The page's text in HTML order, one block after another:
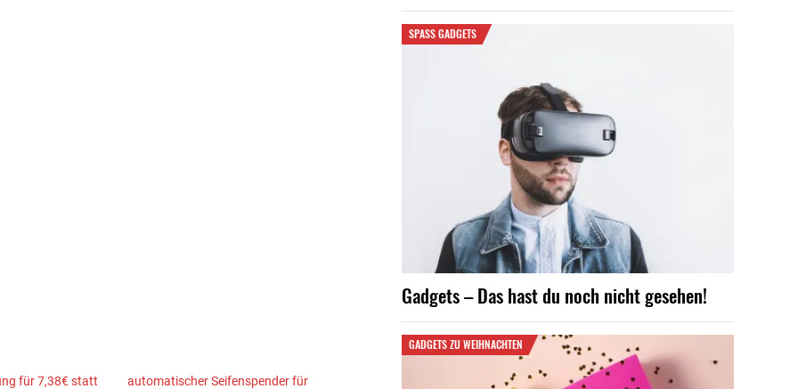
für 7,38€ statt
automatischer Seifenspender für
SPASS GADGETS
Gadgets – Das hast du noch nicht gesehen!
GADGETS ZU WEIHNACHTEN